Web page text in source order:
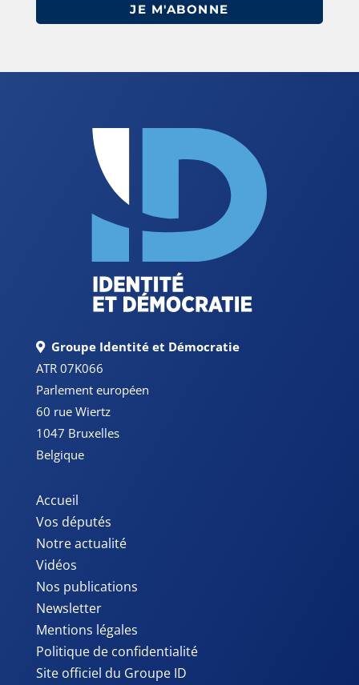
JE M'ABONNE
Groupe Identité et Démocratie
ATR 07K066
Parlement européen
60 rue Wiertz
1047 Bruxelles
Belgique
Accueil
Vos députés
Notre actualité
Vidéos
Nos publications
Newsletter
Mentions légales
Politique de confidentialité
Site officiel du Groupe ID